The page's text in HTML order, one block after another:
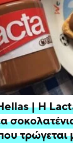
| Η
τρώγεται